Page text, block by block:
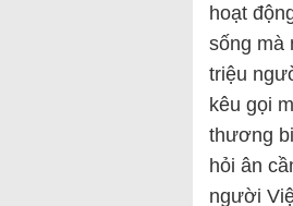
hoạt
sống mà
triệu
kêu gọi
thương
hỏi ân
người